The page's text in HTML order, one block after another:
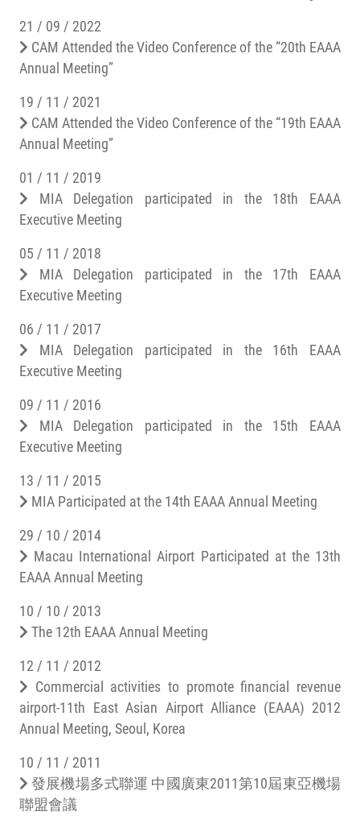
21 / 09 / 2022
CAM Attended the Video Conference of the “20th EAAA
Annual Meeting”
19 / 11 / 2021
CAM Attended the Video Conference of the “19th EAAA
Annual Meeting”
01 / 11 / 2019
MIA Delegation participated in the 18th EAAA
Executive Meeting
05 / 11 / 2018
MIA Delegation participated in the 17th EAAA
Executive Meeting
06 / 11 / 2017
MIA Delegation participated in the 16th EAAA
Executive Meeting
09 / 11 / 2016
MIA Delegation participated in the 15th EAAA
Executive Meeting
13 / 11 / 2015
MIA Participated at the 14th EAAA Annual Meeting
29 / 10 / 2014
Macau International Airport Participated at the 13th
EAAA Annual Meeting
10 / 10 / 2013
The 12th EAAA Annual Meeting
12 / 11 / 2012
Commercial activities to promote financial revenue
airport-11th East Asian Airport Alliance (EAAA) 2012
Annual Meeting, Seoul, Korea
10 / 11 / 2011
發展機場多式聯運 中國廣東2011第10屆東亞機場
聯盟會議